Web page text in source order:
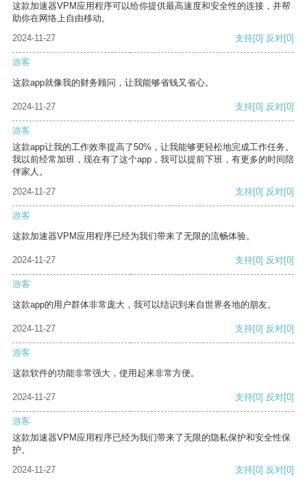
这款加速器VPM应用程序可以给你提供最高速度和安全性的连接，并帮
助你在网络上自由移动。
2024-11-27
支持[0] 反对[0]
游客
这款app就像我的财务顾问，让我能够省钱又省心。
2024-11-27 支持[0] 反对[0]
游客
这款app让我的工作效率提高了50%，让我能够更轻松地完成工作任务。
我以前经常加班，现在有了这个app，我可以提前下班，有更多的时间陪
伴家人。
2024-11-27
支持[0] 反对[0]
游客
这款加速器VPM应用程序已经为我们带来了无限的流畅体验。
2024-11-27 支持[0] 反对[0]
游客
这款app的用户群体非常庞大，我可以结识到来自世界各地的朋友。
2024-11-27 支持[0] 反对[0]
游客
这款软件的功能非常强大，使用起来非常方便。
2024-11-27 支持[0] 反对[0]
游客
这款加速器VPM应用程序已经为我们带来了无限的隐私保护和安全性保
护。
2024-11-27
支持[0] 反对[0]